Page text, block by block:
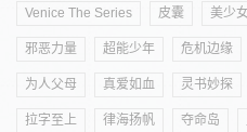
Venice The Series 皮囊 美少
邪恶力量 超能少年 危机边缘
为人父母 真爱如血 灵书妙探
拉字至上 律海扬帆 夺命岛